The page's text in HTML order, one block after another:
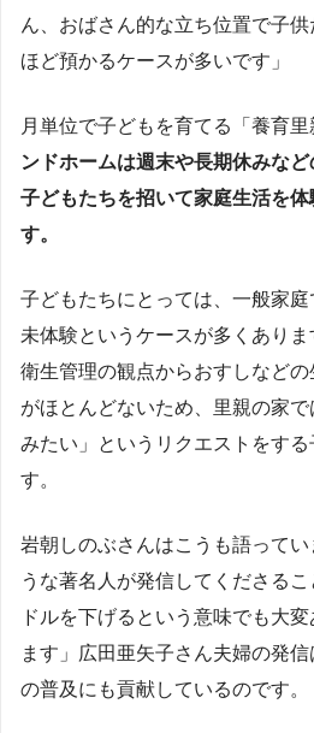
ん、おばさん的な立ち位置で子
ほど預かるケースが多いです」
月単位で子どもを育てる「養育里
ンドホームは週末や長期休みな
子どもたちを招いて家庭生活を
す。
子どもたちにとっては、一般家
未体験というケースが多くあり
衛生管理の観点からおすしなど
がほとんどないため、里親の家
みたい」というリクエストをする
す。
岩朝しのぶさんはこうも語って
うな著名人が発信してくださる
ドルを下げるという意味でも大
ます」広田亜矢子さん夫婦の発
の普及にも貢献しているのです。